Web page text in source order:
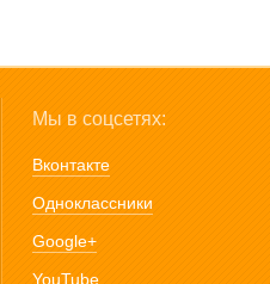
Мы в соцсетях:
Вконтакте
Одноклассники
Google+
YouTube